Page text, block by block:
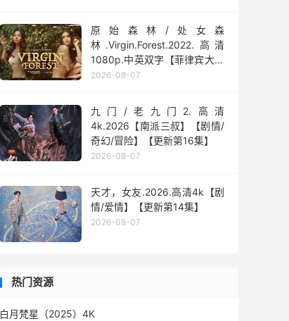
原始森林/处女森
林.Virgin.Forest.2022.高清
1080p.中英双字【菲律宾大尺
度】
2026-08-07
九门/老九门2.高清
4k.2026【南派三叔】【剧情/
奇幻/冒险】【更新第16集】
2026-08-07
天才，女友.2026.高清4k【剧
情/爱情】【更新第14集】
2026-08-07
热门资源
白月梵星（2025）4K